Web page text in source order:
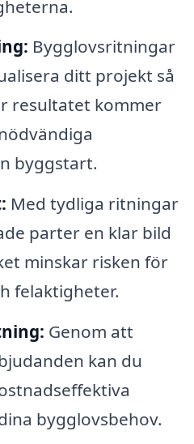
Bygglovsritningar
ditt projekt så
resultatet kommer
byggstart.
Med tydliga ritningar
parter en klar bild
minskar risken för
felaktigheter.
Genom att
kan du
bygglovsbehov.